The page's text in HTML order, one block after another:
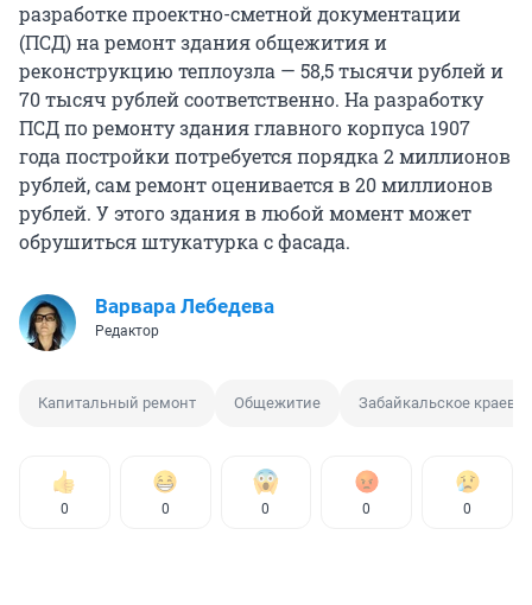
разработке проектно-сметной документации
(ПСД) на ремонт здания общежития и
реконструкцию теплоузла — 58,5 тысячи рублей и
70 тысяч рублей соответственно. На разработку
ПСД по ремонту здания главного корпуса 1907
года постройки потребуется порядка 2 миллионов
рублей, сам ремонт оценивается в 20 миллионов
рублей. У этого здания в любой момент может
обрушиться штукатурка с фасада.
Варвара Лебедева
Редактор
Капитальный ремонт Общежитие Забайкальское
0 0 0 0 0